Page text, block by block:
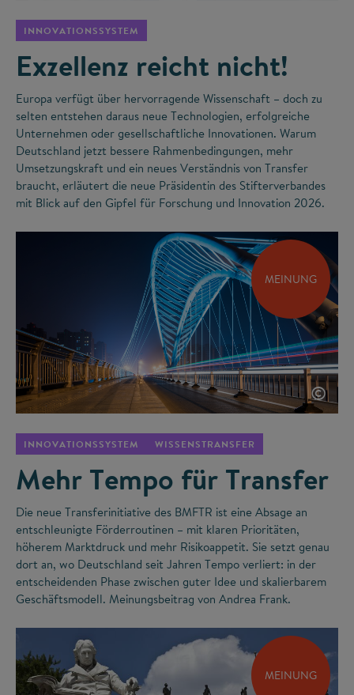
INNOVATIONSSYSTEM
Exzellenz reicht nicht!
Europa verfügt über hervorragende Wissenschaft – doch zu
selten entstehen daraus neue Technologien, erfolgreiche
Unternehmen oder gesellschaftliche Innovationen. Warum
Deutschland jetzt bessere Rahmenbedingungen, mehr
Umsetzungskraft und ein neues Verständnis von Transfer
braucht, erläutert die neue Präsidentin des Stifterverbandes
mit Blick auf den Gipfel für Forschung und Innovation 2026.
MEINUNG
©
INNOVATIONSSYSTEM WISSENSTRANSFER
Mehr Tempo für Transfer
Die neue Transferinitiative des BMFTR ist eine Absage an
entschleunigte Förderroutinen – mit klaren Prioritäten,
höherem Marktdruck und mehr Risikoappetit. Sie setzt genau
dort an, wo Deutschland seit Jahren Tempo verliert: in der
entscheidenden Phase zwischen guter Idee und skalierbarem
Geschäftsmodell. Meinungsbeitrag von Andrea Frank.
MEINUNG